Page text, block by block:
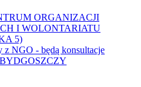
ORGANIZACJI
I WOLONTARIATU
5)
z NGO - będą konsultacje